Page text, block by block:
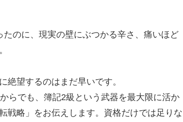
たのに、現実の壁にぶつかる辛さ、痛いほど
絶望するのはまだ早いです。
らでも、簿記2級という武器を最大限に活か
戦略」をお伝えします。資格だけでは足りな